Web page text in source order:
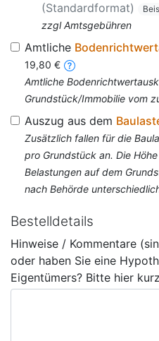
(Standardformat)
zzgl Amtsgebühren
Amtliche
19,80 €
Amtliche
Grundstück/Immobilie vom
Auszug aus dem
Zusätzlich fallen für die
pro Grundstück an. Die
Belastungen auf dem
nach Behörde
Bestelldetails
Hinweise / Kommentare
oder haben Sie eine
Eigentümers? Bitte hier